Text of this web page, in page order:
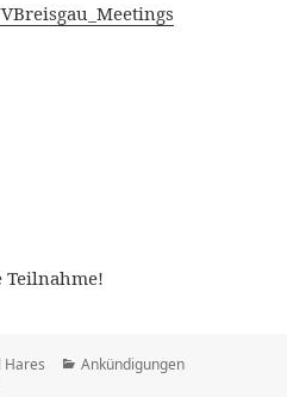
Hares Kategorien
Ankündigungen
Deutsche Waffen für Diktatoren und